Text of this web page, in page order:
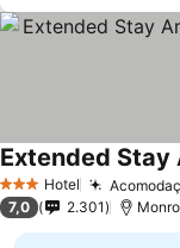
3 EstrelasHotel
7,0 2.301